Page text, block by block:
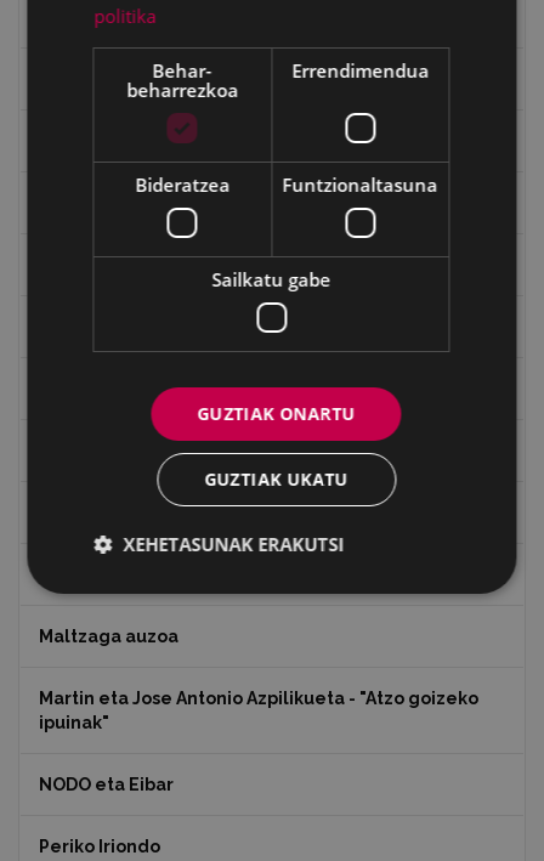
Gerra Zibilaren Interpretazio Zentroa
Gerrako umeak
Ignazio Zuloagaren margolanak Eibarko dendetan
Indalecio Ojanguren, Gipuzkoako Foru Aldundia
Juan Antonio Palacios HARRIA
Julen Zabaletaren marrazkiak
Maltzaga auzoa
Martin eta Jose Antonio Azpilikueta - "Atzo goizeko
ipuinak"
NODO eta Eibar
Periko Iriondo
politika
Behar-
beharrezkoa
Errendimendua
Bideratzea Funtzionaltasuna
Sailkatu gabe
GUZTIAK ONARTU
GUZTIAK UKATU
XEHETASUNAK ERAKUTSI